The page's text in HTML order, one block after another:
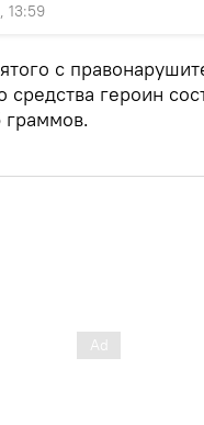
13:59
с
средства героин
граммов.